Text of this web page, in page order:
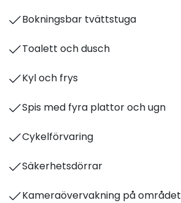
Bokningsbar tvättstuga
Toalett och dusch
Kyl och frys
Spis med fyra plattor och ugn
Cykelförvaring
Säkerhetsdörrar
Kameraövervakning på området